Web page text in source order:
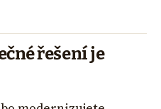
řešení je